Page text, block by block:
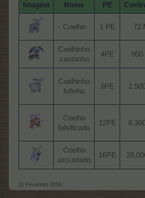
Imagem Nome PE
Coelho​ 1 PE​ 72
Coelhinho
castanho​
4PE​ 900
Coelhinho
fofinho​
8PE​
Coelho
falsificado​
12PE​
Coelho
assustado​
16PE​
11 Fevereiro 2016